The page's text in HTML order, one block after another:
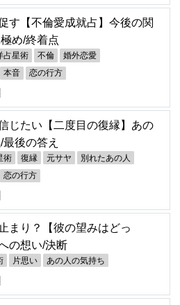
す【不倫愛成就占】今後の関
め/終着点
占星術 不倫 婚外恋愛
本音 恋の行方
じたい【二度目の復縁】あの
後の答え
術 復縁 元サヤ 別れたあの人
恋の行方
まり？【彼の望みはどっ
の想い/決断
片思い あの人の気持ち